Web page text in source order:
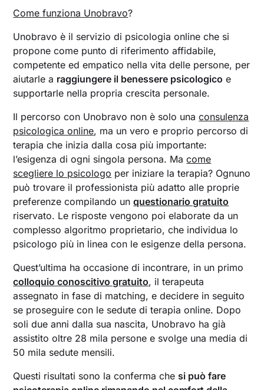
Come funziona Unobravo?
Unobravo è il servizio di psicologia online che si
propone come punto di riferimento affidabile,
competente ed empatico nella vita delle persone, per
aiutarle a raggiungere il benessere psicologico e
supportarle nella propria crescita personale.
Il percorso con Unobravo non è solo unaconsulenza
psicologica online, ma un vero e proprio percorso di
terapia che inizia dalla cosa più importante:
l’esigenza di ogni singola persona. Macome
scegliere lo psicologo per iniziare la terapia? Ognuno
può trovare il professionista più adatto alle proprie
preferenze compilando unquestionario gratuito
riservato. Le risposte vengono poi elaborate da un
complesso algoritmo proprietario, che individua lo
psicologo più in linea con le esigenze della persona.
Quest’ultima ha occasione di incontrare, in un primo
colloquio conoscitivo gratuito, il terapeuta
assegnato in fase di matching, e decidere in seguito
se proseguire con le sedute di terapia online. Dopo
soli due anni dalla sua nascita, Unobravo ha già
assistito oltre 28 mila persone e svolge una media di
50 mila sedute mensili.
Questi risultati sono la conferma che si può fare